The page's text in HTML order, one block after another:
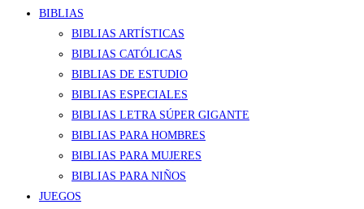
BIBLIAS
BIBLIAS ARTÍSTICAS
BIBLIAS CATÓLICAS
BIBLIAS DE ESTUDIO
BIBLIAS ESPECIALES
BIBLIAS LETRA SÚPER GIGANTE
BIBLIAS PARA HOMBRES
BIBLIAS PARA MUJERES
BIBLIAS PARA NIÑOS
JUEGOS